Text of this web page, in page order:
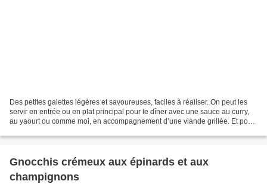
Des petites galettes légères et savoureuses, faciles à réaliser. On peut les
servir en entrée ou en plat principal pour le dîner avec une sauce au curry,
au yaourt ou comme moi, en accompagnement d’une viande grillée. Et pour
Gnocchis crémeux aux épinards et aux
champignons